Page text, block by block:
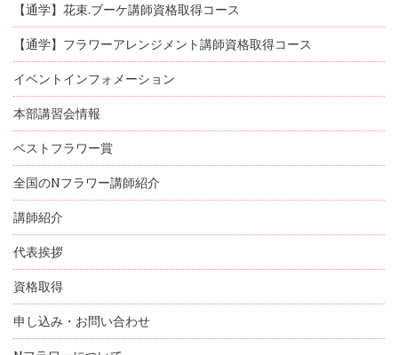
【通学】花束.ブーケ講師資格取得コース
【通学】フラワーアレンジメント講師資格取得コース
イベントインフォメーション
本部講習会情報
ベストフラワー賞
全国のNフラワー講師紹介
講師紹介
代表挨拶
資格取得
申し込み・お問い合わせ